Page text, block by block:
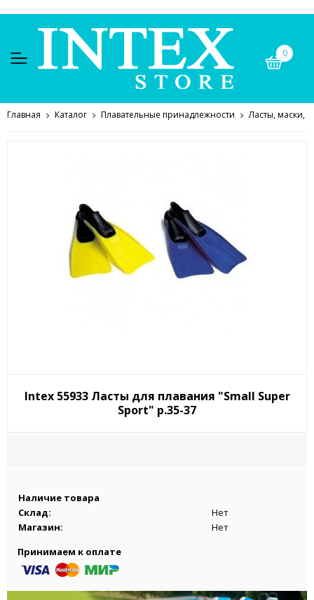
0
Главная Каталог Плавательные принадлежности Ласты, маски,
Intex 55933 Ласты для плавания "Small Super
Sport" р.35-37
Наличие товара
Склад:
Нет
Магазин:
Нет
Принимаем к оплате